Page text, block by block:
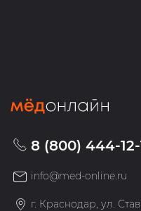
8 (800) 444-12-
info@med-online.ru
г. Краснодар, ул.